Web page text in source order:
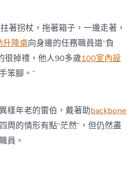
著拐杖，拖著箱子，一邊走著，
升降桌向身邊的任務職員道“負
很掉禮，他人90多歲100室內設
笨腳。”
樣年老的雷伯，戴著助backbone
周的情形有點“茫然”，但仍然盡
員。